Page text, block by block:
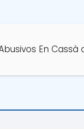
En Cassà